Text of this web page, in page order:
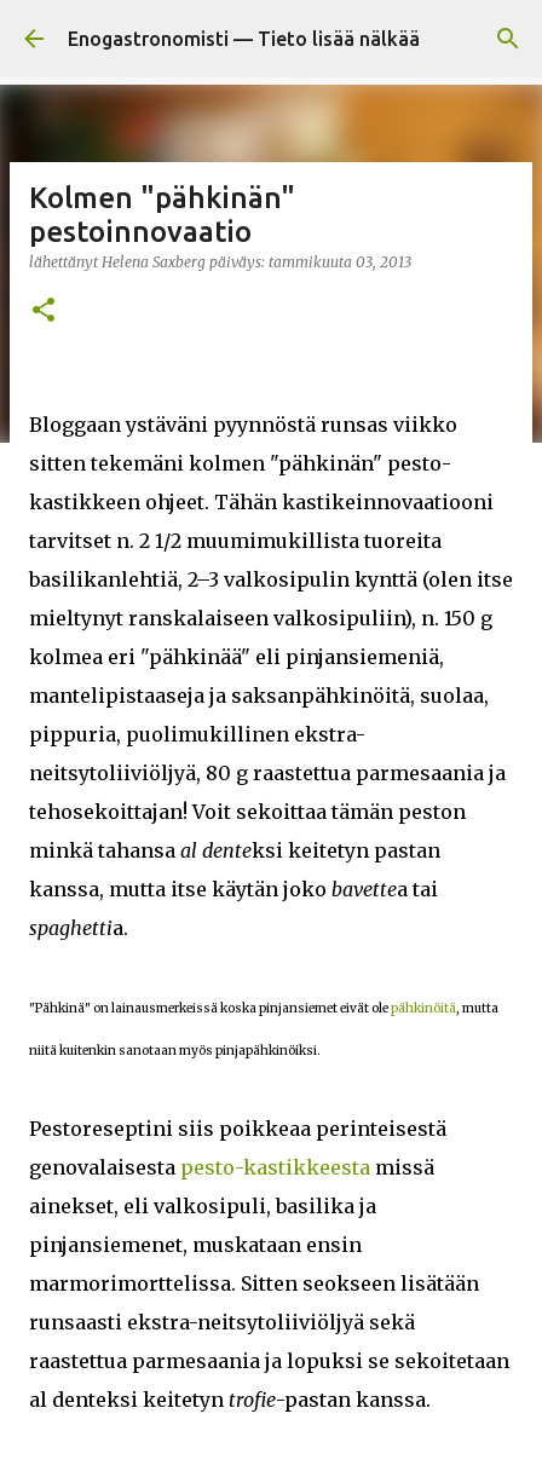
Siirry pääsisältöön
Enogastronomisti — Tieto lisää nälkää
Kolmen "pähkinän"
pestoinnovaatio
lähettänyt Helena Saxberg päiväys: tammikuuta 03, 2013
Bloggaan ystäväni pyynnöstä runsas viikko
sitten tekemäni kolmen "pähkinän" pesto-
kastikkeen ohjeet. Tähän kastikeinnovaatiooni
tarvitset n. 2 1/2 muumimukillista tuoreita
basilikanlehtiä, 2–3 valkosipulin kynttä (olen itse
mieltynyt ranskalaiseen valkosipuliin), n. 150 g
kolmea eri "pähkinää" eli pinjansiemeniä,
mantelipistaaseja ja saksanpähkinöitä, suolaa,
pippuria, puolimukillinen ekstra-
neitsytoliiviöljyä, 80 g raastettua parmesaania ja
tehosekoittajan! Voit sekoittaa tämän peston
minkä tahansa al denteksi keitetyn pastan
kanssa, mutta itse käytän joko bavettea tai
spaghettia.
"Pähkinä" on lainausmerkeissä koska pinjansiemet eivät olepähkinöitä, mutta
niitä kuitenkin sanotaan myös pinjapähkinöiksi.
Pestoreseptini siis poikkeaa perinteisestä
genovalaisesta pesto-kastikkeesta missä
ainekset, eli valkosipuli, basilika ja
pinjansiemenet, muskataan ensin
marmorimorttelissa. Sitten seokseen lisätään
runsaasti ekstra-neitsytoliiviöljyä sekä
raastettua parmesaania ja lopuksi se sekoitetaan
al denteksi keitetyn trofie-pastan kanssa.